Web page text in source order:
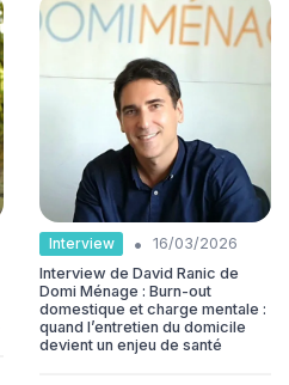
Interview •
16/03/2026
Interview de David Ranic de
Domi Ménage : Burn-out
domestique et charge mentale :
quand l’entretien du domicile
devient un enjeu de santé